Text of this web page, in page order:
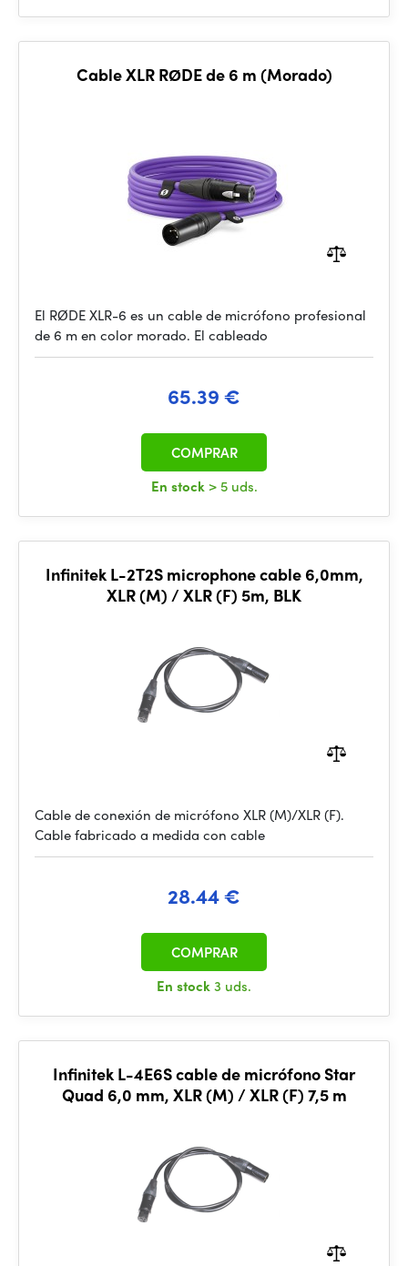
Cable XLR RØDE de 6 m (Morado)
El RØDE XLR-6 es un cable de micrófono profesional
de 6 m en color morado. El cableado
65.39 €
En stock > 5 uds.
COMPRAR
Infinitek L-2T2S microphone cable 6,0mm,
XLR (M) / XLR (F) 5m, BLK
Cable de conexión de micrófono XLR (M)/XLR (F).
Cable fabricado a medida con cable
28.44 €
En stock3 uds.
COMPRAR
Infinitek L-4E6S cable de micrófono Star
Quad 6,0 mm, XLR (M) / XLR (F) 7,5 m